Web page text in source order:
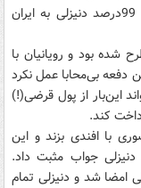
جلسات تمرینی در رختکن به بازیکنان گفته بود 99درصد دنیزلی به ایران
دنیزلی بالای 3میلیارد مطرح شده بود و رویانیان با
دفعه بی‌محابا عمل نکرد
این‌بار از پول قرضی(!)
با افندی بزند و این
جواب مثبت داد.
امضا شد و دنیزلی تمام